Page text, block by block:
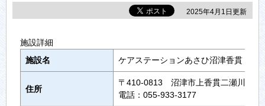
2025年4月1日更新
施設詳細
施設名
ケアステーションあさひ沼津香貫
住所
〒410-0813 沼津市上香貫二瀬川町
電話：055-933-3177